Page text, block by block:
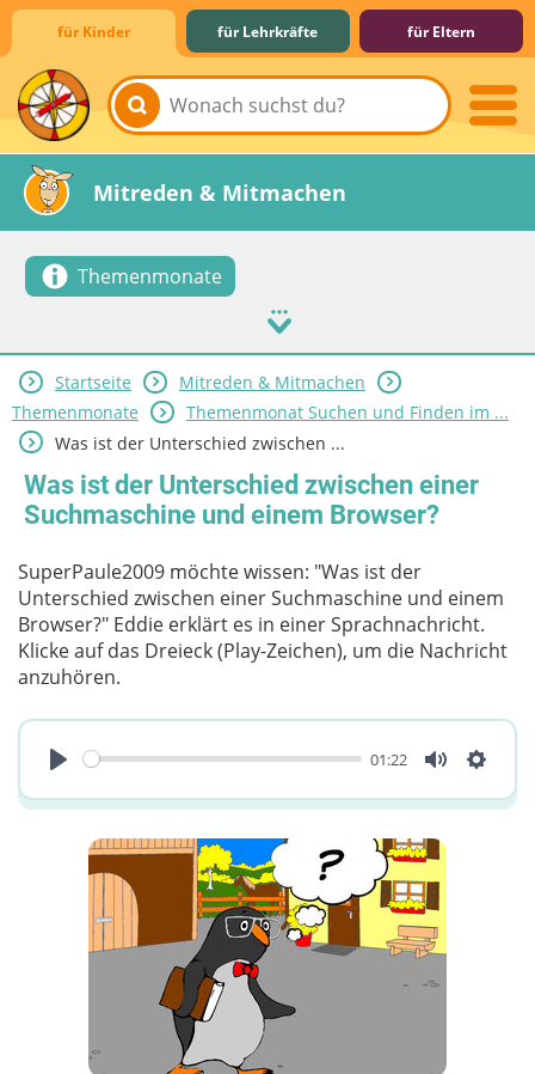
für Kinder für Lehrkräfte für Eltern
Lernen & Schule
Hobby & Freizeit
Spiel & Spaß
Mitreden & Mitmachen
Themenmonate
Startseite
Mitreden & Mitmachen
Themenmonate
Themenmonat Suchen und Finden im ...
Was ist der Unterschied zwischen ...
Was ist der Unterschied zwischen einer
Suchmaschine und einem Browser?
SuperPaule2009 möchte wissen: "Was ist der
Unterschied zwischen einer Suchmaschine und einem
Browser?" Eddie erklärt es in einer Sprachnachricht.
Klicke auf das Dreieck (Play-Zeichen), um die Nachricht
anzuhören.
01:22